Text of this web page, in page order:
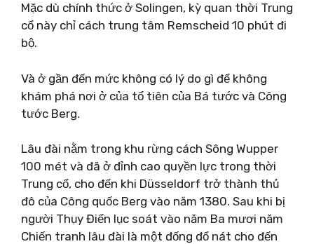
Mặc dù chính thức ở Solingen, kỳ quan thời Trung
cổ này chỉ cách trung tâm Remscheid 10 phút đi
bộ.
Và ở gần đến mức không có lý do gì để không
khám phá nơi ở của tổ tiên của Bá tước và Công
tước Berg.
Lâu đài nằm trong khu rừng cách Sông Wupper
100 mét và đã ở đỉnh cao quyền lực trong thời
Trung cổ, cho đến khi Düsseldorf trở thành thủ
đô của Công quốc Berg vào năm 1380. Sau khi bị
người Thụy Điển lục soát vào năm Ba mươi năm
Chiến tranh lâu đài là một đống đổ nát cho đến